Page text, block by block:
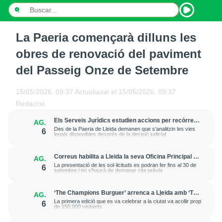
NOTÍCIES
ESPORTS
La Paeria començarà dilluns les
obres de renovació del paviment
del Passeig Onze de Setembre
15/05/2026, 09:37 Actualiazat el 15/05/2026, 09:37
Redacció
AG.
6
Els Serveis Jurídics estudien accions per recórrer
l’excarceració de l’investigat per l’onada de
robatoris i incendis a l’Horta
Des de la Paeria de Lleida demanen que s’analitzin les vies
legals disponibles després de la decisió judicial
AG.
6
Correus habilita a Lleida la seva Oficina Principal i
la sucursal de Lleida Ronda per a atendre les
esmenes de regularització de migrants
La presentació de les sol·licituds es podran fer fins al 30 de
setembre i no s’haurà de demanar cita prèvia
AG.
6
‘The Champions Burguer’ arrenca a Lleida amb ‘The
Big Game’, una ruta inspirada en l’estètica del futbol
americà
La primera edició que es va celebrar a la ciutat va acollir prop
de 150.000 visitants